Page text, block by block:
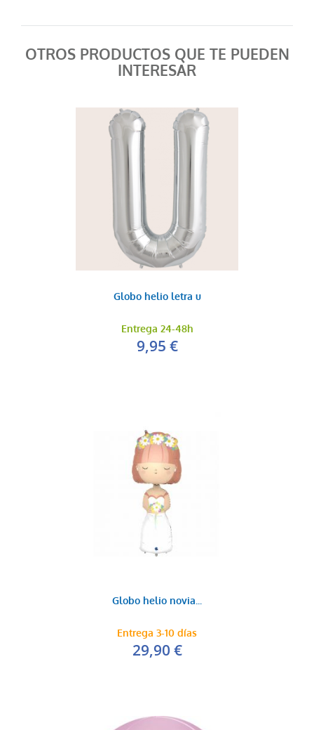
OTROS PRODUCTOS QUE TE PUEDEN
INTERESAR
Globo helio letra u
Entrega 24-48h
9,95 €
Globo helio novia...
Entrega 3-10 días
29,90 €